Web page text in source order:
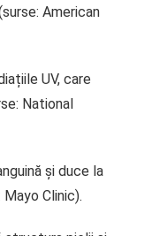
American
UV, care
National
și duce la
Clinic).